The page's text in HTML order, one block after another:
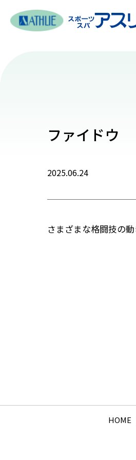
ファイドウ
2025.06.24
さまざまな格闘技の
HOME